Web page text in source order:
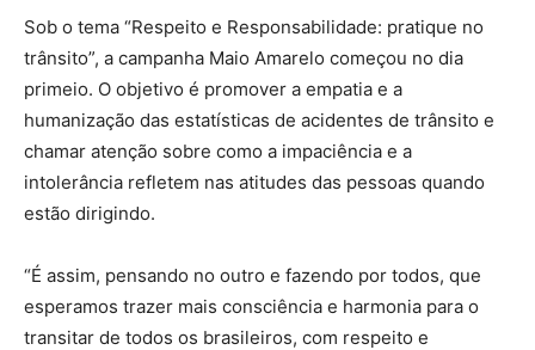
Sob o tema “Respeito e Responsabilidade: pratique no
trânsito”, a campanha Maio Amarelo começou no dia
primeio. O objetivo é promover a empatia e a
humanização das estatísticas de acidentes de trânsito e
chamar atenção sobre como a impaciência e a
intolerância refletem nas atitudes das pessoas quando
estão dirigindo.
“É assim, pensando no outro e fazendo por todos, que
esperamos trazer mais consciência e harmonia para o
transitar de todos os brasileiros, com respeito e